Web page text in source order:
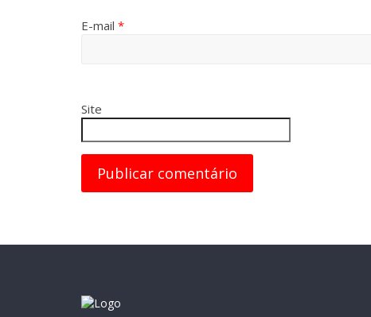
E-mail *
Site